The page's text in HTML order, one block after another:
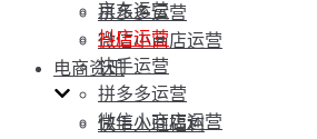
拼多多运营
微信小商店运营
电商资讯
快手入驻福利
京东运营
抖店运营
快手运营
拼多多运营
微信小商店运营